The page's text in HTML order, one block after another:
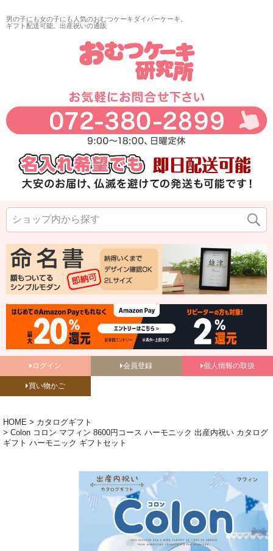
男の子にも女の子にも人気のおむつケーキダイパーケーキ。
ギフト配送可能。出産祝いの通販
ログイン 会員登録 個人情報の取扱
買い物かご
HOME
カタログギフト
Colon コロン マフィン 8600円コース ハーモニック 出産内祝い カタログ
ギフト ハーモニック ギフトセット